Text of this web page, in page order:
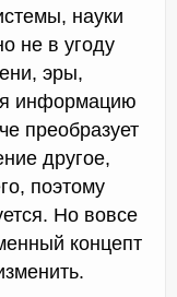
науки
не в угоду
эры,
информацию
преобразует
другое,
поэтому
Но вовсе
концепт